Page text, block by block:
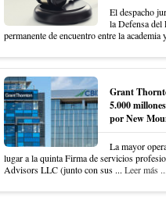
El despacho
la Defensa del
permanente de encuentro entre la
Grant
5.000
por New
La mayor
lugar a la quinta Firma de servicios
Advisors LLC (junto con sus ... Leer más ...